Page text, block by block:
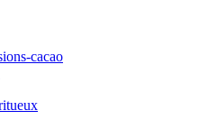
cacao